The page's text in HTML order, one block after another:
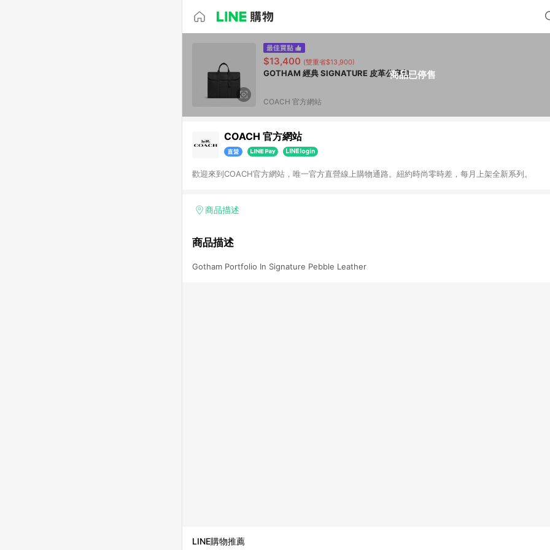
商品已停售
$13,400 (雙重省$13,900)
GOTHAM 經典 SIGNATURE 皮革公事包
COACH 官方網站
COACH 官方網站
歡迎來到COACH官方網站，唯一官方直營線上購物通路。紐約時尚零時差，每月上架全新系列。
商品描述
商品描述
Gotham Portfolio In Signature Pebble Leather
LINE購物推薦